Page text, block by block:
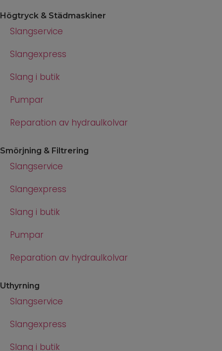
Högtryck & Städmaskiner
Slangservice
Slangexpress
Slang i butik
Pumpar
Reparation av hydraulkolvar
Smörjning & Filtrering
Slangservice
Slangexpress
Slang i butik
Pumpar
Reparation av hydraulkolvar
Uthyrning
Slangservice
Slangexpress
Slang i butik